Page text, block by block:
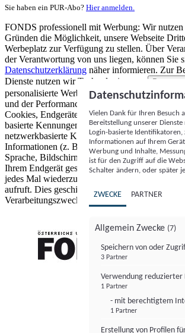
Sie haben ein PUR-Abo? Hier anmelden.
FONDS professionell mit Werbung: Wir
Gründen die Möglichkeit, unsere Webseite
Werbeplatz zur Verfügung zu stellen. Über
der Verantwortung von uns liegen, können Sie
Datenschutzerklärung näher informieren. Zur
Dienste nutzen wir Technologien von
Partnern
personalisierte Werbung und Inhalte, Messung
und der Performance von Inhalten sowie
Cookies, Endgeräte- oder ähnliche Online-
basierte Kennungen, zufällig generierte
netzwerkbasierte Kennungen) können
Informationen (z. B. Browsertyp und
Sprache, Bildschirmgröße, unterstützte
Ihrem Endgerät gespeichert oder von dort
jedes Mal wiederzuerkennen, wenn es eine App
aufruft. Dies geschieht für einen oder mehrere
Verarbeitungszwecke.
Vielen Dank für Ihren Besuch
Bereitstellung unserer
Login-basierte
Informationen auf Ihrem
Werbung und Inhalte,
ist für den Zugriff auf die
Schalter ändern, oder später
ZWECKE PARTNER
Allgemein Zwecke (7)
Speichern von oder
3 Partner
Verwendung reduzierter
1 Partner
- mit berechtigtem
1 Partner
Erstellung von Profilen
FONDS professionell